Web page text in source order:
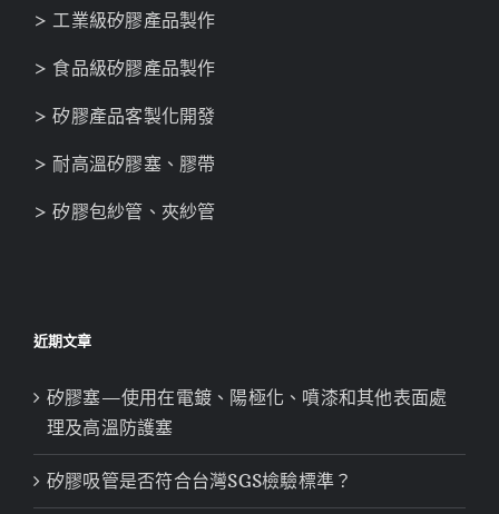
> 工業級矽膠產品製作
> 食品級矽膠產品製作
> 矽膠產品客製化開發
> 耐高溫矽膠塞、膠帶
> 矽膠包紗管、夾紗管
近期文章
矽膠塞—使用在電鍍、陽極化、噴漆和其他表面處
理及高溫防護塞
矽膠吸管是否符合台灣SGS檢驗標準？